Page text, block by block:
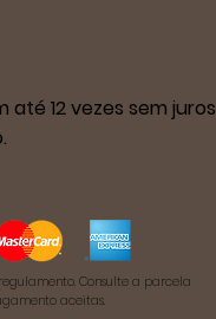
até 12 vezes sem juros
Consulte a parcela
aceitas.